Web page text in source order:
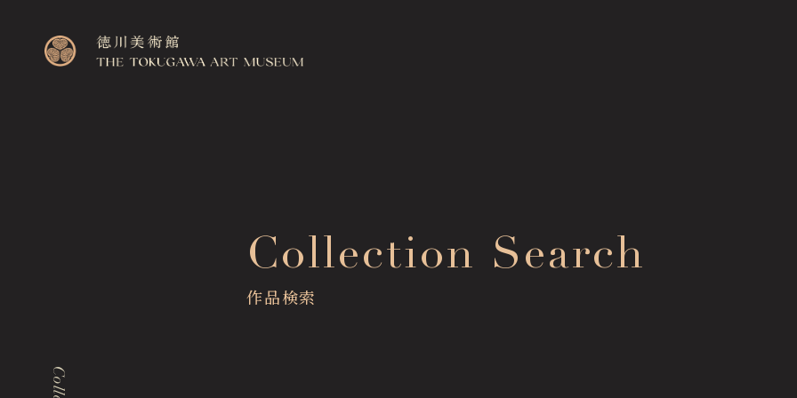
Visitor Information
Collection Search
作品検索
Collection Search
作品検索